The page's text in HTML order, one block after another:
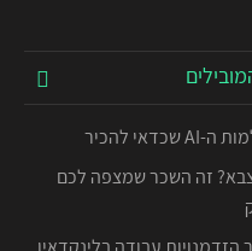
זה השכר שמצפה לכם